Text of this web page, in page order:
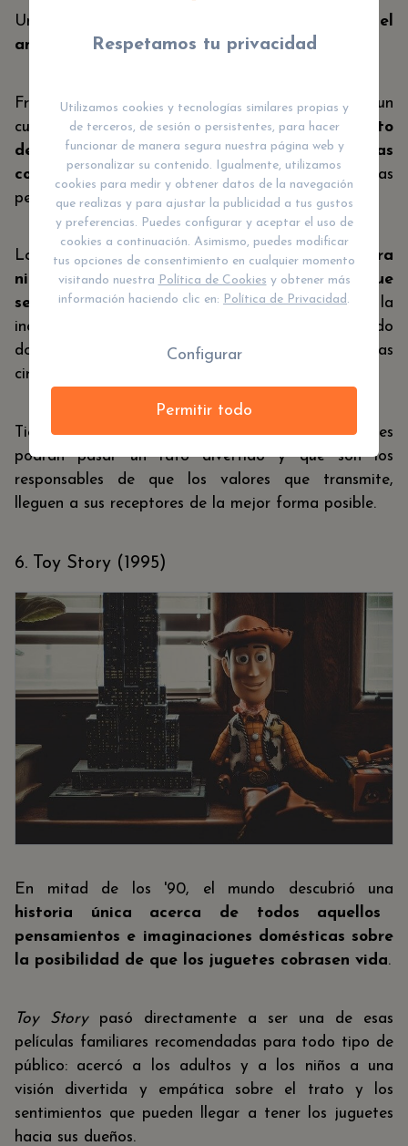
Una historia sobre la
unión entre hermanas y el
amor incondicional de la fraternidad.
Frozen no es solo una fábula visual bonita; es un
cuento cargado de mensajes sobre el sentimiento
de exclusión, el miedo a lo desconocido y las
consecuencias de estos comportamientos
en las
personas que lo sufren.
Lo característico de laspelículas con valores para
niños
sobre hermanos, es el mensaje deunión que
se transmite. Pero Frozen nos habla de la
incondicionalidad de la fraternidad incluso siendo
dos personas tan diferentes y marcadas por las
circunstancias que vivieron.
Tiene personajes con los que los niños y los padres
podrán pasar un rato divertido y que son los
responsables de que los valores que transmite,
lleguen a sus receptores de la mejor forma posible.
6. Toy Story (1995)
En mitad de los '90, el mundo descubrió una
historia única acerca de todos aquellos
pensamientos e imaginaciones domésticas sobre
la posibilidad de que los juguetes cobrasen vida.
Toy Storypasó directamente a ser una de esas
películas familiares recomendadas para todo tipo de
público: acercó a los adultos y a los niños a una
visión divertida y empática sobre el trato y los
sentimientos que pueden llegar a tener los juguetes
hacia sus dueños.
Respetamos tu privacidad
Utilizamos cookies y tecnologías similares propias y
de terceros, de sesión o persistentes, para hacer
funcionar de manera segura nuestra página web y
personalizar su contenido. Igualmente, utilizamos
cookies para medir y obtener datos de la navegación
que realizas y para ajustar la publicidad a tus gustos
y preferencias. Puedes configurar y aceptar el uso de
cookies a continuación. Asimismo, puedes modificar
tus opciones de consentimiento en cualquier momento
visitando nuestra Política de Cookies y obtener más
información haciendo clic en: Política de Privacidad .
Configurar
Permitir todo